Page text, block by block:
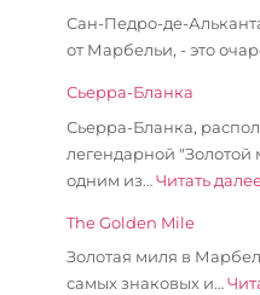
Сан-Педро-де-
от Марбельи, - это
Сьерра-Бланка
Сьерра-Бланка,
легендарной
одним из… Читать
The Golden Mile
Золотая миля в
самых знаковых и…